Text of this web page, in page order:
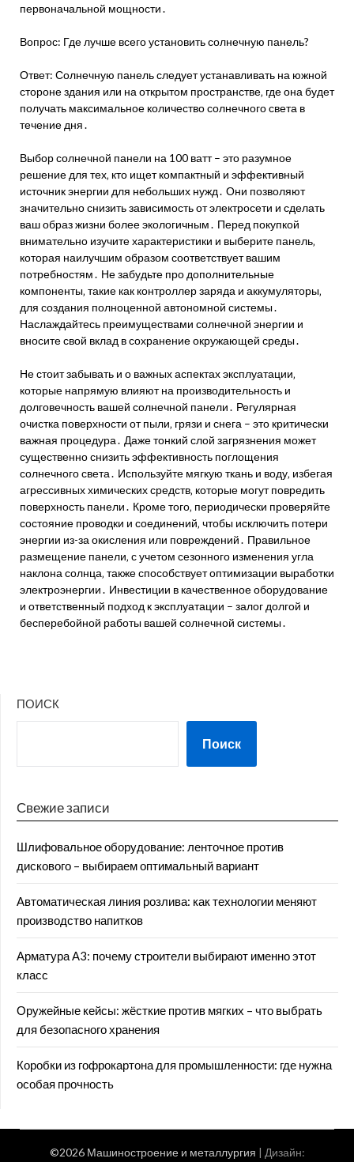
первоначальной мощности․
Вопрос: Где лучше всего установить солнечную панель?
Ответ: Солнечную панель следует устанавливать на южной
стороне здания или на открытом пространстве‚ где она будет
получать максимальное количество солнечного света в
течение дня․
Выбор солнечной панели на 100 ватт – это разумное
решение для тех‚ кто ищет компактный и эффективный
источник энергии для небольших нужд․ Они позволяют
значительно снизить зависимость от электросети и сделать
ваш образ жизни более экологичным․ Перед покупкой
внимательно изучите характеристики и выберите панель‚
которая наилучшим образом соответствует вашим
потребностям․ Не забудьте про дополнительные
компоненты‚ такие как контроллер заряда и аккумуляторы‚
для создания полноценной автономной системы․
Наслаждайтесь преимуществами солнечной энергии и
вносите свой вклад в сохранение окружающей среды․
Не стоит забывать и о важных аспектах эксплуатации‚
которые напрямую влияют на производительность и
долговечность вашей солнечной панели․ Регулярная
очистка поверхности от пыли‚ грязи и снега – это критически
важная процедура․ Даже тонкий слой загрязнения может
существенно снизить эффективность поглощения
солнечного света․ Используйте мягкую ткань и воду‚ избегая
агрессивных химических средств‚ которые могут повредить
поверхность панели․ Кроме того‚ периодически проверяйте
состояние проводки и соединений‚ чтобы исключить потери
энергии из-за окисления или повреждений․ Правильное
размещение панели‚ с учетом сезонного изменения угла
наклона солнца‚ также способствует оптимизации выработки
электроэнергии․ Инвестиции в качественное оборудование
и ответственный подход к эксплуатации – залог долгой и
бесперебойной работы вашей солнечной системы․
ПОИСК
Поиск
Свежие записи
Шлифовальное оборудование: ленточное против
дискового – выбираем оптимальный вариант
Автоматическая линия розлива: как технологии меняют
производство напитков
Арматура А3: почему строители выбирают именно этот
класс
Оружейные кейсы: жёсткие против мягких – что выбрать
для безопасного хранения
Коробки из гофрокартона для промышленности: где нужна
особая прочность
©2026 Машиностроение и металлургия | Дизайн: